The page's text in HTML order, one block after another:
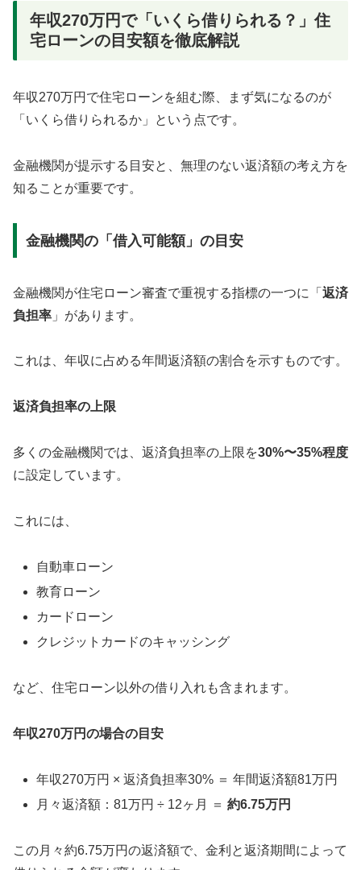
年収270万円で「いくら借りられる？」住
宅ローンの目安額を徹底解説
年収270万円で住宅ローンを組む際、まず気になるのが
「いくら借りられるか」という点です。
金融機関が提示する目安と、無理のない返済額の考え方を
知ることが重要です。
金融機関の「借入可能額」の目安
金融機関が住宅ローン審査で重視する指標の一つに「 返済
負担率 」があります。
これは、年収に占める年間返済額の割合を示すものです。
返済負担率の上限
多くの金融機関では、返済負担率の上限を30%〜35%程度
に設定しています。
これには、
自動車ローン
教育ローン
カードローン
クレジットカードのキャッシング
など、住宅ローン以外の借り入れも含まれます。
年収270万円の場合の目安
年収270万円 × 返済負担率30% ＝ 年間返済額81万円
月々返済額：81万円 ÷ 12ヶ月 ＝約6.75万円
この月々約6.75万円の返済額で、金利と返済期間によって